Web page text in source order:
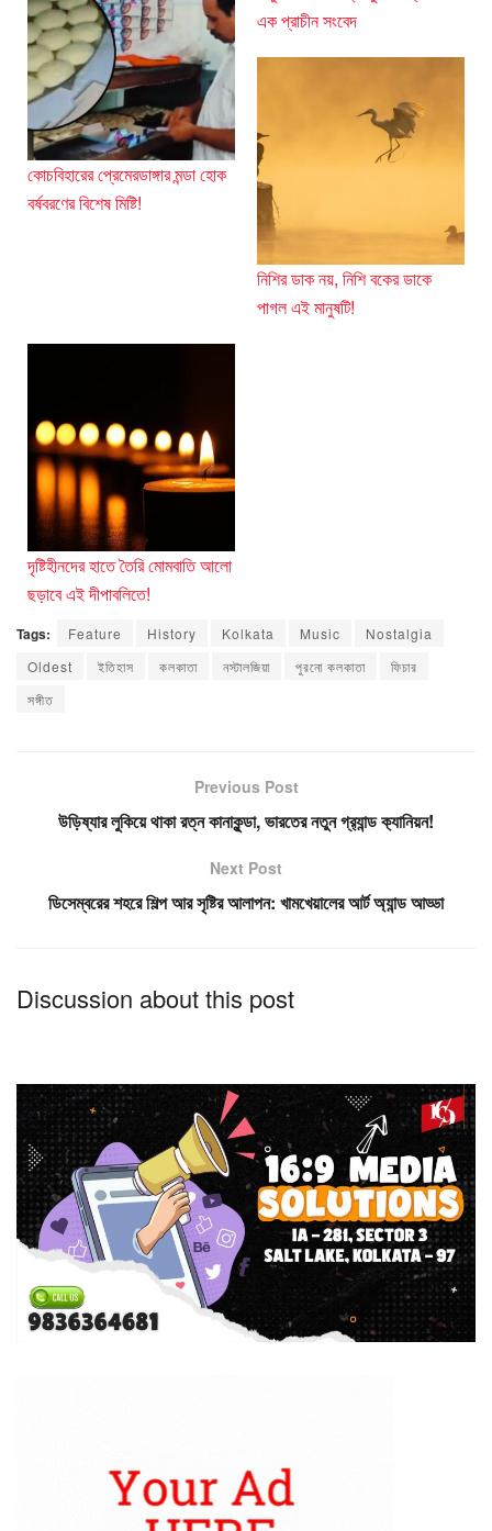
কোচবিহারের প্রেমেরডাঙ্গার মন্ডা হোক
বর্ষবরণের বিশেষ মিষ্টি!
এক প্রাচীন সংবেদ
নিশির ডাক নয়, নিশি বকের ডাকে
পাগল এই মানুষটি!
দৃষ্টিহীনদের হাতে তৈরি মোমবাতি আলো
ছড়াবে এই দীপাবলিতে!
Tags: Feature History Kolkata Music
Nostalgia
Oldest
ইতিহাস কলকাতা নস্টালজিয়া পুরনো কলকাতা
ফিচার
সঙ্গীত
Previous Post
উড়িষ্যার লুকিয়ে থাকা রত্ন কানাকুন্ডা, ভারতের নতুন গ্র‍্যান্ড ক‍্যানিয়ন!
Next Post
ডিসেম্বরের শহরে শিল্প আর সৃষ্টির আলাপন: খামখেয়ালের আর্ট অ্যান্ড আড্ডা
Discussion about this post